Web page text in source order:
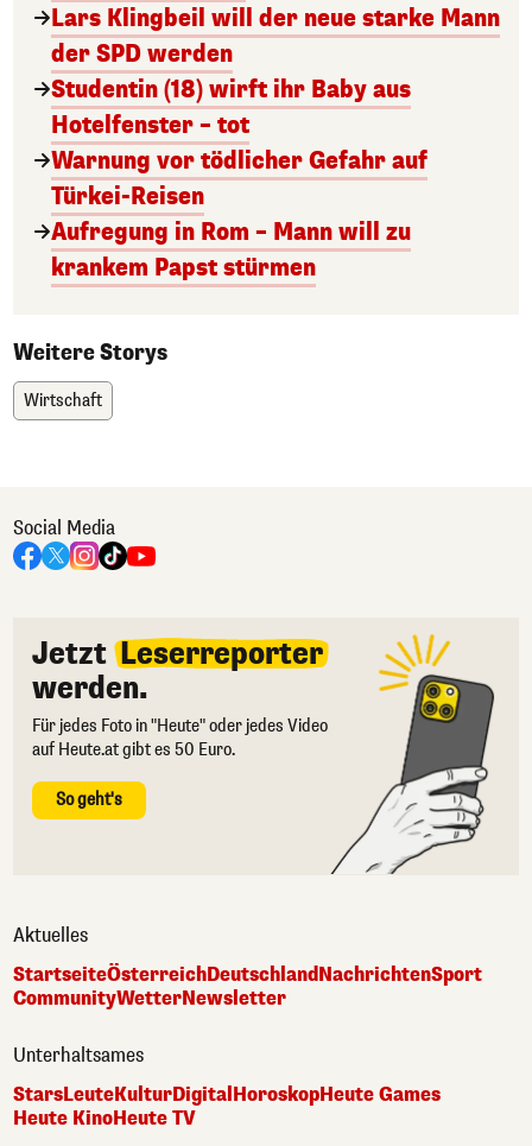
Lars Klingbeil will der neue starke Mann
der SPD werden
Studentin (18) wirft ihr Baby aus
Hotelfenster – tot
Warnung vor tödlicher Gefahr auf
Türkei-Reisen
Aufregung in Rom – Mann will zu
krankem Papst stürmen
Weitere Storys
Wirtschaft
Social Media
Jetzt Leserreporter
werden.
Für jedes Foto in "Heute" oder jedes Video
auf Heute.at gibt es 50 Euro.
So geht's
Aktuelles
StartseiteÖsterreichDeutschlandNachrichtenSport
CommunityWetterNewsletter
Unterhaltsames
StarsLeuteKulturDigitalHoroskopHeute Games
Heute KinoHeute TV